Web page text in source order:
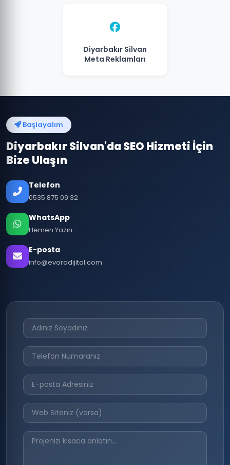
Diyarbakır Silvan
Meta Reklamları
Başlayalım
Diyarbakır Silvan'da SEO Hizmeti İçin
Bize Ulaşın
Telefon
0535 875 09 32
WhatsApp
Hemen Yazın
E-posta
info@evoradijital.com